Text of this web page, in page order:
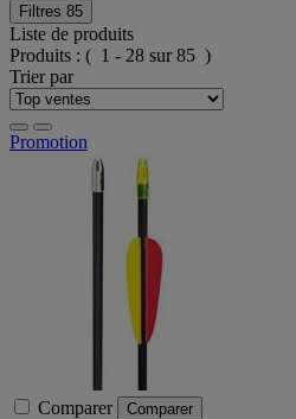
Filtres 85
Liste de produits
Produits : ( 1 - 28 sur 85 )
Trier par
Promotion
Comparer Comparer